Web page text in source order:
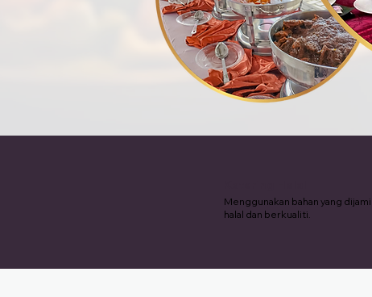
Menggunakan bahan yang
halal dan berkualiti.